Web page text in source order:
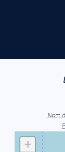
Nom
+